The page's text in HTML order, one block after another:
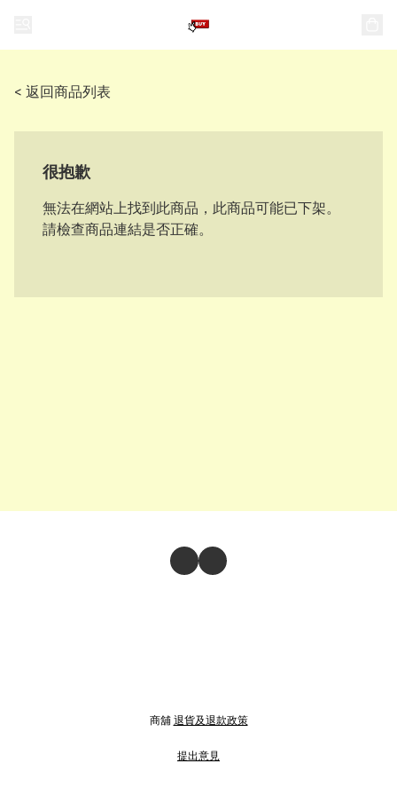
< 返回商品列表
很抱歉
無法在網站上找到此商品，此商品可能已下架。
請檢查商品連結是否正確。
商舖 退貨及退款政策
提出意見